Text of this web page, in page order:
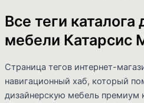
Все теги каталога
мебели Катарсис
Страница тегов интернет-
навигационный хаб, который
дизайнерскую мебель премиум